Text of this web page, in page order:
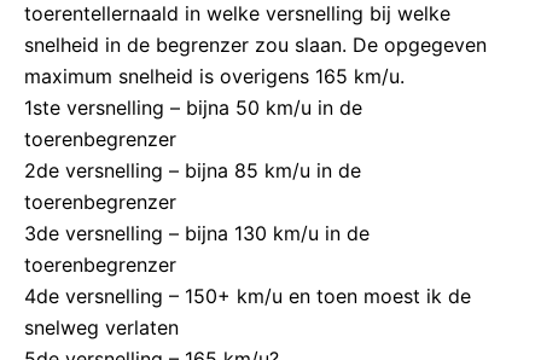
toerentellernaald in welke versnelling bij welke
snelheid in de begrenzer zou slaan. De opgegeven
maximum snelheid is overigens 165 km/u.
1ste versnelling – bijna 50 km/u in de
toerenbegrenzer
2de versnelling – bijna 85 km/u in de
toerenbegrenzer
3de versnelling – bijna 130 km/u in de
toerenbegrenzer
4de versnelling – 150+ km/u en toen moest ik de
snelweg verlaten